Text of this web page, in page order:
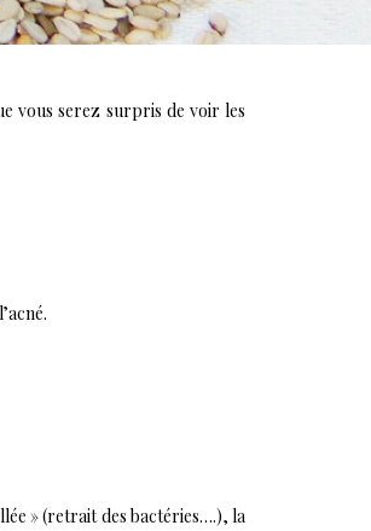
vous serez surpris de voir les
» (retrait des bactéries….), la